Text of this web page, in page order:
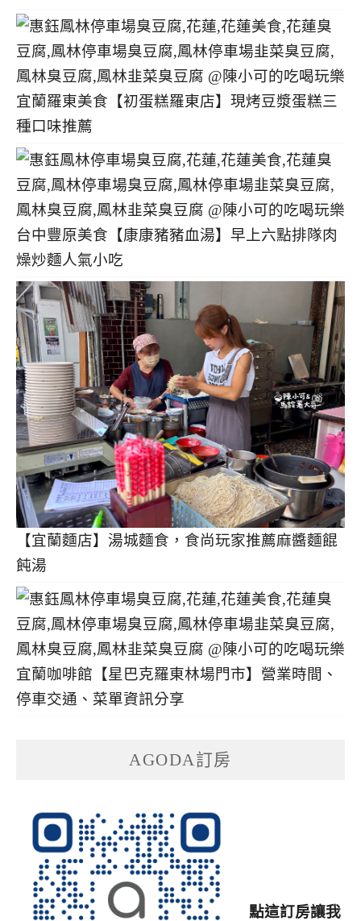
宜蘭羅東美食【初蛋糕羅東店】現烤豆漿蛋糕三
種口味推薦
台中豐原美食【康康豬豬血湯】早上六點排隊肉
燥炒麵人氣小吃
【宜蘭麵店】湯城麵食，食尚玩家推薦麻醬麵餛
飩湯
宜蘭咖啡館【星巴克羅東林場門市】營業時間、
停車交通、菜單資訊分享
AGODA訂房
點這訂房讓我